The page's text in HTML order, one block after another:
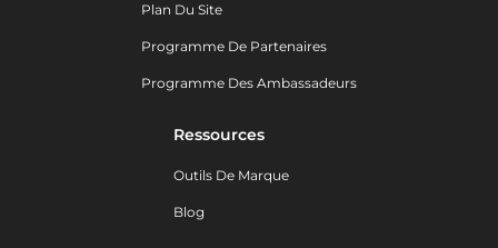
Plan Du Site
Programme De Partenaires
Programme Des Ambassadeurs
Ressources
Outils De Marque
Blog